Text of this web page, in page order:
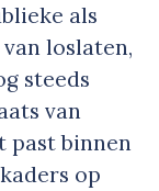
als
loslaten,
steeds
van
past binnen
op